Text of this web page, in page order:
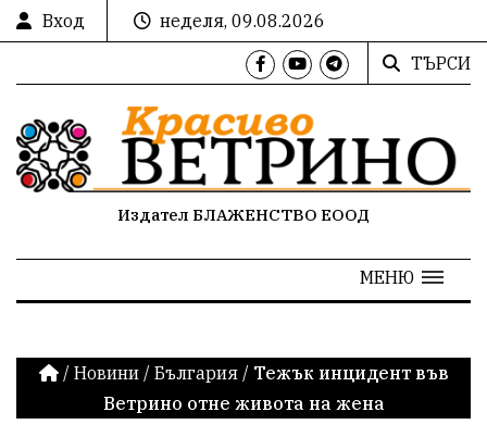
Вход
неделя, 09.08.2026
ТЪРСИ
Издател БЛАЖЕНСТВО ЕООД
МЕНЮ
/ Новини / България / Тежък инцидент във
Ветрино отне живота на жена